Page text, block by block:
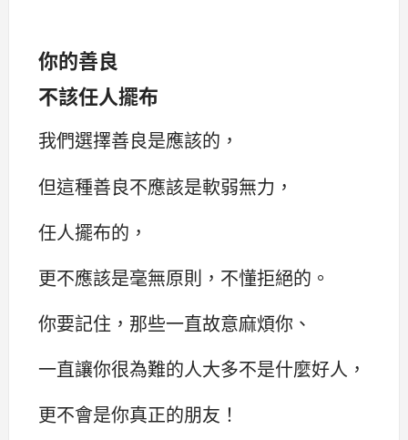
你的善良
不該任人擺布
我們選擇善良是應該的，
但這種善良不應該是軟弱無力，
任人擺布的，
更不應該是毫無原則，不懂拒絕的。
你要記住，那些一直故意麻煩你、
一直讓你很為難的人大多不是什麼好人，
更不會是你真正的朋友！